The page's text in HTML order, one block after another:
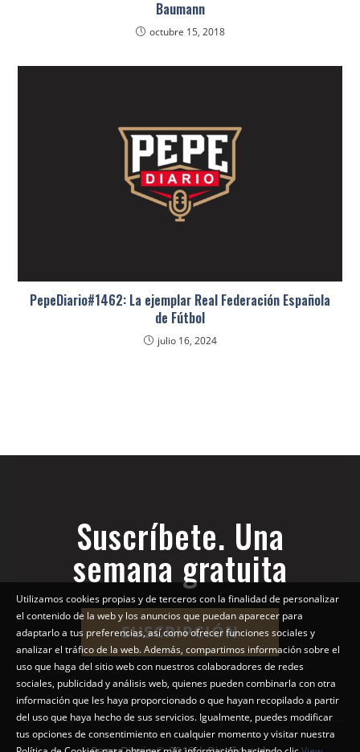
Baumann
octubre 15, 2018
PepeDiario#1462: La ejemplar Real Federación Española
de Fútbol
julio 16, 2024
Suscríbete. Una
semana gratuita
SUSCRIPCIÓN
Utilizamos cookies propias y de terceros con la finalidad de personalizar
el contenido de la web y los anuncios que puedan aparecer para
adaptarlo a tus preferencias, así como ofrecer funciones sociales y
analizar el tráfico de la web. Además, compartimos información sobre el
uso que haga del sitio web con nuestros colaboradores de redes
sociales, publicidad y análisis web, quienes pueden combinarla con otra
información que les haya proporcionado o que hayan recopilado a partir
del uso que haya hecho de sus servicios. Igualmente, puedes modificar
tus opciones de consentimiento en cualquier momento y visitar nuestra